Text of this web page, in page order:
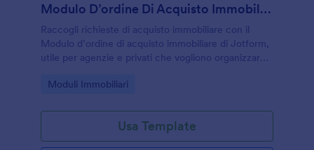
Modulo D’ordine Di Acquisto Immobiliare
Raccogli richieste di acquisto immobiliare con il
Modulo d’ordine di acquisto immobiliare di Jotform,
utile per agenzie e privati che vogliono organizzare
online.
Go to Category:
Moduli Immobiliari
Usa Template